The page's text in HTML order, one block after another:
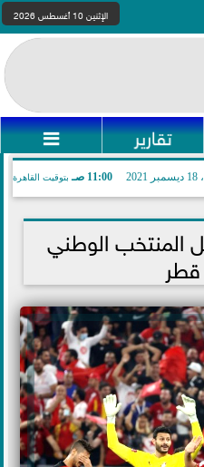
الإثنين 10 أغسطس 2026
تقارير 
11:00 صـ بتوقيت القاهرة
المنتخب الوطني